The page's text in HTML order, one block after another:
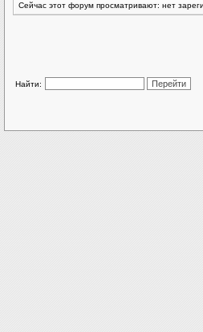
Сейчас этот форум просматривают: нет
Найти: